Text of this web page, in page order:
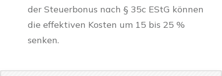
der Steuerbonus nach § 35c EStG können
die effektiven Kosten um 15 bis 25 %
senken.